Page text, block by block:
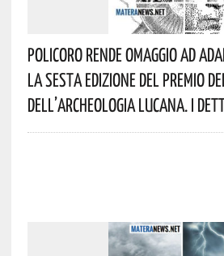
Policoro Rende Omaggio Ad
La Sesta Edizione Del Premio
Dell’archeologia Lucana. I